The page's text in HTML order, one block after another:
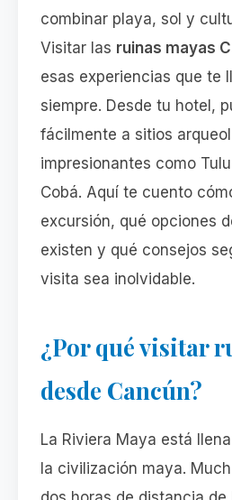
combinar playa, sol y
Visitar las ruinas mayas
esas experiencias que te
siempre. Desde tu hotel,
fácilmente a sitios
impresionantes como
Cobá. Aquí te cuento
excursión, qué opciones
existen y qué consejos
visita sea inolvidable.
¿Por qué visitar
desde Cancún?
La Riviera Maya está
la civilización maya.